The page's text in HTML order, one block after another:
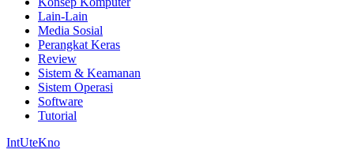
Lain-Lain
Media Sosial
Perangkat Keras
Review
Sistem & Keamanan
Sistem Operasi
Software
Tutorial
IntUteKno